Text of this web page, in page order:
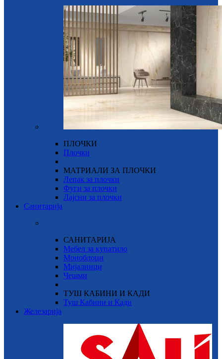
ПЛОЧКИ
Плочки
МАТРИАЛИ ЗА ПЛОЧКИ
Лепак за плочки
Фуги за плочки
Лајсни за плочки
Санитарија
САНИТАРИЈА
Мебел за купатило
Моноблоци
Мијалници
Чешми
ТУШ КАБИНИ И КАДИ
Туш Кабини и Кади
Железарија